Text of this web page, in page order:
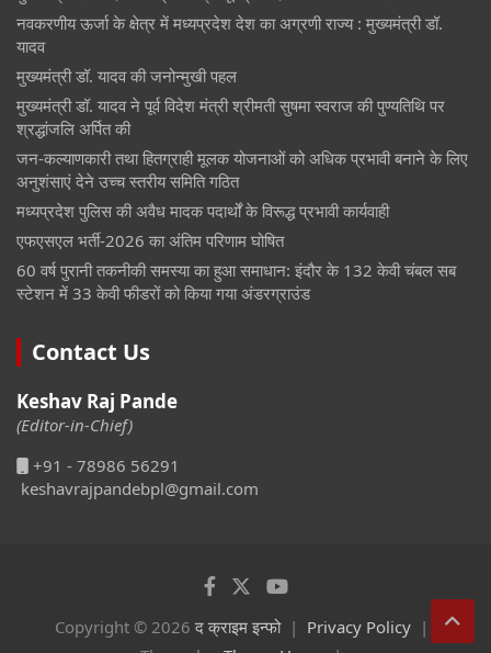
नवकरणीय ऊर्जा के क्षेत्र में मध्यप्रदेश देश का अग्रणी राज्य : मुख्यमंत्री डॉ.
यादव
मुख्यमंत्री डॉ. यादव की जनोन्मुखी पहल
मुख्यमंत्री डॉ. यादव ने पूर्व विदेश मंत्री श्रीमती सुषमा स्वराज की पुण्यतिथि पर
श्रद्धांजलि अर्पित की
जन-कल्याणकारी तथा हितग्राही मूलक योजनाओं को अधिक प्रभावी बनाने के लिए
अनुशंसाएं देने उच्च स्तरीय समिति गठित
मध्यप्रदेश पुलिस की अवैध मादक पदार्थों के विरूद्ध प्रभावी कार्यवाही
एफएसएल भर्ती-2026 का अंतिम परिणाम घोषित
60 वर्ष पुरानी तकनीकी समस्या का हुआ समाधान: इंदौर के 132 केवी चंबल सब
स्टेशन में 33 केवी फीडरों को किया गया अंडरग्राउंड
Contact Us
Keshav Raj Pande
(Editor-in-Chief)
+91 - 78986 56291
keshavrajpandebpl@gmail.com
Copyright © 2026 द क्राइम इन्फो
Privacy Policy